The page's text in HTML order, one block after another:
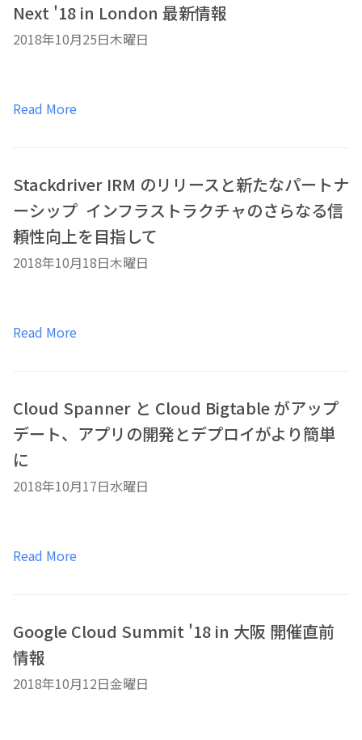
Next '18 in London 最新情報
2018年10月25日木曜日
Read More
Stackdriver IRM のリリースと新たなパートナ
ーシップ ―― インフラストラクチャのさらなる信
頼性向上を目指して
2018年10月18日木曜日
Read More
Cloud Spanner と Cloud Bigtable がアップ
デート、アプリの開発とデプロイがより簡単
に
2018年10月17日水曜日
Read More
Google Cloud Summit '18 in 大阪 開催直前
情報
2018年10月12日金曜日